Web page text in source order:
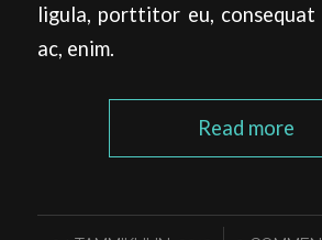
ligula, porttitor eu,
ac, enim.
Read more